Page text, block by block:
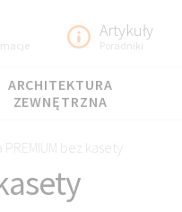
Artykuły
Poradniki
ARCHITEKTURA
ZEWNĘTRZNA
PREMIUM bez kasety